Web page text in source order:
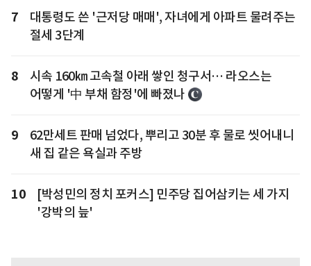
7
대통령도 쓴 '근저당 매매', 자녀에게 아파트 물려주는
절세 3단계
8
시속 160㎞ 고속철 아래 쌓인 청구서… 라오스는
어떻게 '中 부채 함정'에 빠졌나
9
62만세트 판매 넘었다, 뿌리고 30분 후 물로 씻어내니
새 집 같은 욕실과 주방
10
[박성민의 정치 포커스] 민주당 집어삼키는 세 가지
'강박의 늪'